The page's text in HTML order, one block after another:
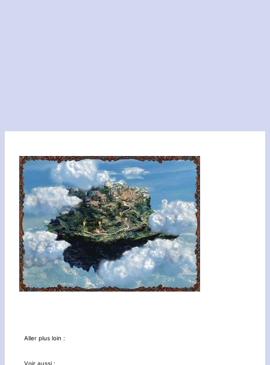
Aller plus loin :
Voir aussi :